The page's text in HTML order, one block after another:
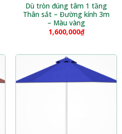
Dù tròn đúng tâm 1 tầng
Thân sắt – Đường kính 3m
– Màu vàng
1,600,000₫